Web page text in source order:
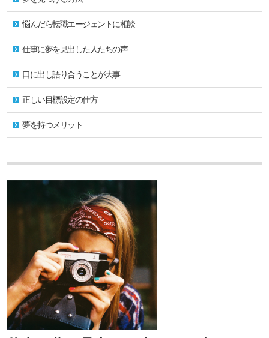
悩んだら転職エージェントに相談
仕事に夢を見出した人たちの声
口に出し語り合うことが大事
正しい目標設定の仕方
夢を持つメリット